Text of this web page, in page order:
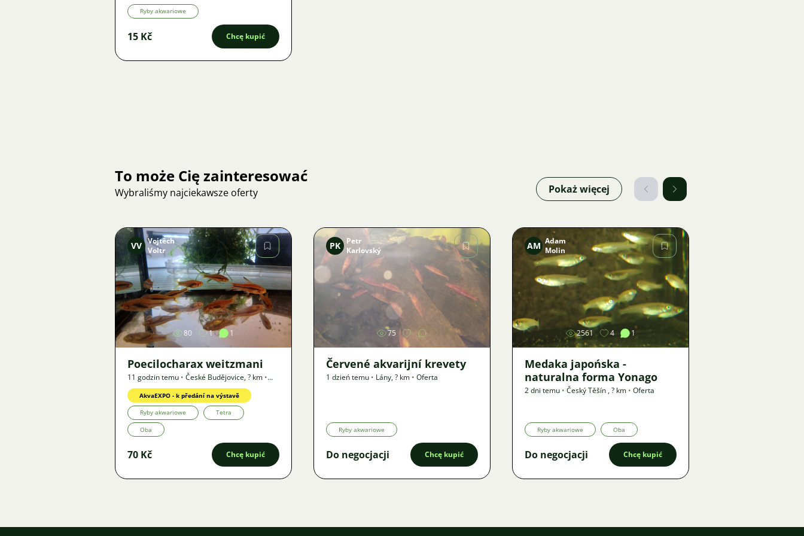
Ryby akwariowe
15 Kč Chcę kupić
To może Cię zainteresować
Wybraliśmy najciekawsze oferty Pokaż więcej
Zdjęcie
VV Vojtěch
Voltr
80 1 1
Poecilocharax weitzmani
11 godzin temu • České Budějovice,? km •
Oferta
AkvaEXPO - k předání na výstavě
Ryby akwariowe Tetra
Oba
70 Kč Chcę kupić
Zdjęcie
PK
Petr
Karlovský
75
Červené akvarijní krevety
1 dzień temu • Lány,? km • Oferta
Ryby akwariowe
Do negocjacji Chcę kupić
Zdjęcie
AM Adam
Molin
2561 4 1
Medaka japońska -
naturalna forma Yonago
2 dni temu • Český Těšín ,? km • Oferta
Ryby akwariowe Oba
Do negocjacji Chcę kupić